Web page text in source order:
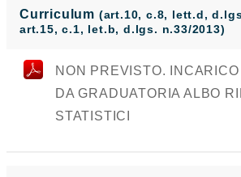
Curriculum (art.10, c.8, lett.d,
art.15, c.1, let.b, d.lgs. n.33/2013)
NON PREVISTO.
DA GRADUATORIA ALBO
STATISTICI